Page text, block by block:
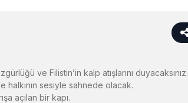
ve Filistin’in kalp atışlarını duyacaksınız.
sesiyle sahnede olacak.
açılan bir kapı.